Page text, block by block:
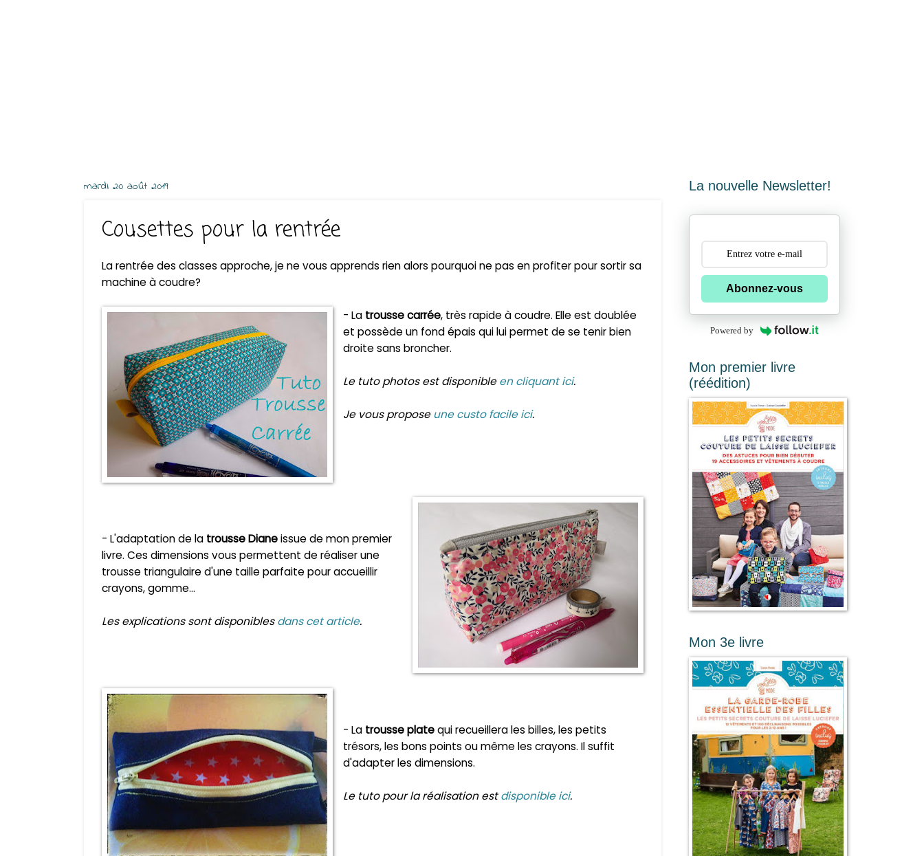
mardi 20 août 2019
Cousettes pour la rentrée
La rentrée des classes approche, je ne vous apprends rien alors pourquoi ne pas en profiter pour sortir sa
machine à coudre?
- La trousse carrée, très rapide à coudre. Elle est doublée
et possède un fond épais qui lui permet de se tenir bien
droite sans broncher.
Le tuto photos est disponibleen cliquant ici.
Je vous proposeune custo facile ici.
- L'adaptation de la trousse Dianeissue de mon premier
livre. Ces dimensions vous permettent de réaliser une
trousse triangulaire d'une taille parfaite pour accueillir
crayons, gomme...
Les explications sont disponiblesdans cet article.
- La trousse platequi recueillera les billes, les petits
trésors, les bons points ou même les crayons. Il suffit
d'adapter les dimensions.
Le tuto pour la réalisation estdisponible ici.
La nouvelle Newsletter!
Abonnez-vous
Powered by
Mon premier livre
(réédition)
Mon 3e livre